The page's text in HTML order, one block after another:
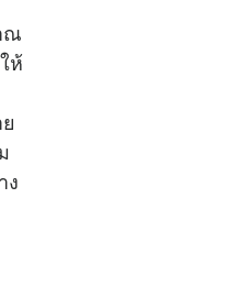
ณ
ห้
ง